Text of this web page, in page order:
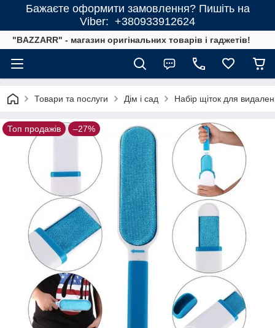
Бажаєте оформити замовлення? Пишіть на
Viber: +380933912624
"BAZZARR" - магазин оригінальних товарів і гаджетів!
Товари та послуги Дім і сад Набір щіток для
Топ продажів –27%